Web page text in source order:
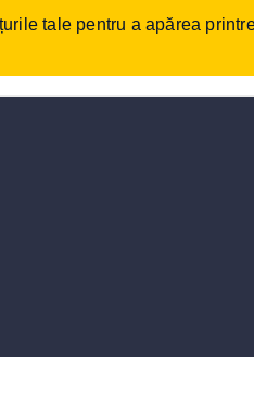
tale pentru a apărea